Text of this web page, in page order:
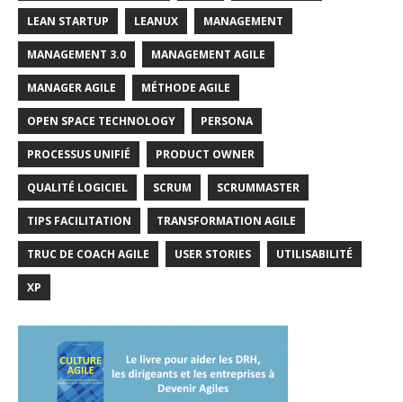
LEAN STARTUP LEANUX MANAGEMENT
MANAGEMENT 3.0 MANAGEMENT AGILE
MANAGER AGILE MÉTHODE AGILE
OPEN SPACE TECHNOLOGY PERSONA
PROCESSUS UNIFIÉ PRODUCT OWNER
QUALITÉ LOGICIEL SCRUM SCRUMMASTER
TIPS FACILITATION TRANSFORMATION AGILE
TRUC DE COACH AGILE USER STORIES UTILISABILITÉ
XP